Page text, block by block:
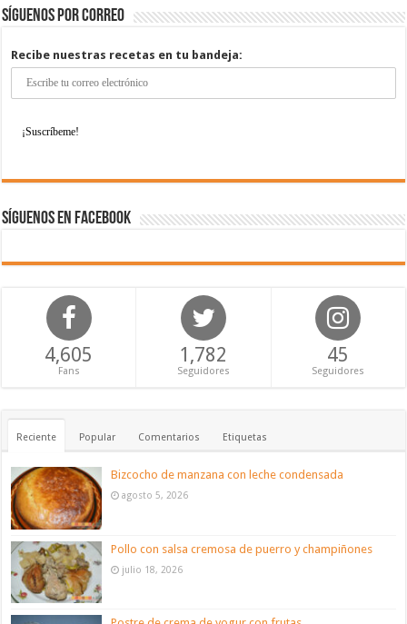
Síguenos por correo
Recibe nuestras recetas en tu bandeja:
Síguenos en Facebook
4,605
Fans
1,782
Seguidores
45
Seguidores
Reciente Popular Comentarios Etiquetas
Bizcocho de manzana con leche condensada
agosto 5, 2026
Pollo con salsa cremosa de puerro y champiñones
julio 18, 2026